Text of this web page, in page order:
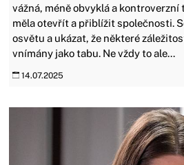
vážná, méně obvyklá a kontroverzní
měla otevřít a přiblížit společnosti.
osvětu a ukázat, že některé
vnímány jako tabu. Ne vždy to ale...
14.07.2025